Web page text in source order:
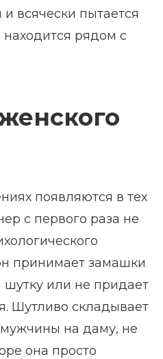
всячески пытается
находится рядом с
появляются в тех
с первого раза не
принимает замашки
или не придает
Шутливо складывает
мужчины на даму, не
она просто